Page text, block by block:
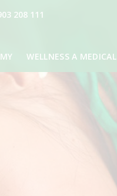
208 111
WELLNESS A MEDICAL